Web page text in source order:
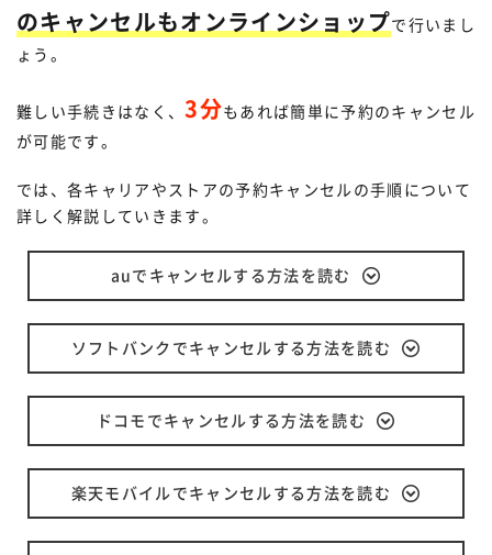
のキャンセルもオンラインショップで行いまし
ょう。
難しい手続きはなく、3分もあれば簡単に予約のキャンセル
が可能です。
では、各キャリアやストアの予約キャンセルの手順について
詳しく解説していきます。
auでキャンセルする方法を読む
ソフトバンクでキャンセルする方法を読む
ドコモでキャンセルする方法を読む
楽天モバイルでキャンセルする方法を読む